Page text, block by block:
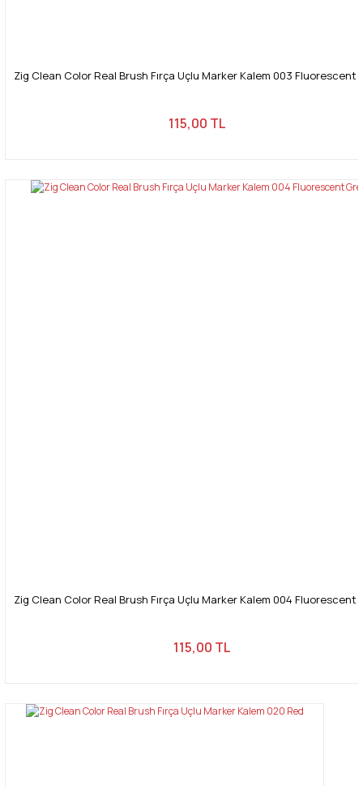
Zig Clean Color Real Brush Fırça Uçlu Marker Kalem 003 Fluorescent
115,00 TL
Zig Clean Color Real Brush Fırça Uçlu Marker Kalem 004 Fluorescent
115,00 TL